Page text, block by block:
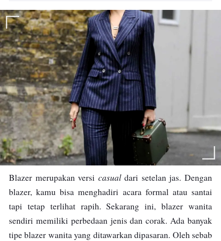
Blazer merupakan versi casualdari setelan jas. Dengan
blazer, kamu bisa menghadiri acara formal atau santai
tapi tetap terlihat rapih. Sekarang ini, blazer wanita
sendiri memiliki perbedaan jenis dan corak. Ada banyak
tipe blazer wanita yang ditawarkan dipasaran. Oleh sebab